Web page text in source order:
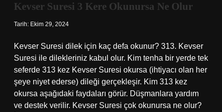
Kevser Suresi 3 Kere Okunursa Ne Olur
Tarih: Ekim 29, 2024
Kevser Suresi dilek için kaç defa okunur? 313. Kevser
Suresi ile dilekleriniz kabul olur. Kim tenha bir yerde tek
seferde 313 kez Kevser Suresi okursa (ihtiyacı olan her
şeye niyet ederse) dileği gerçekleşir. Kim 313 kez
okursa aşağıdaki faydaları görür. Düşmanlara yardım
ve destek verilir. Kevser Suresi çok okunursa ne olur?